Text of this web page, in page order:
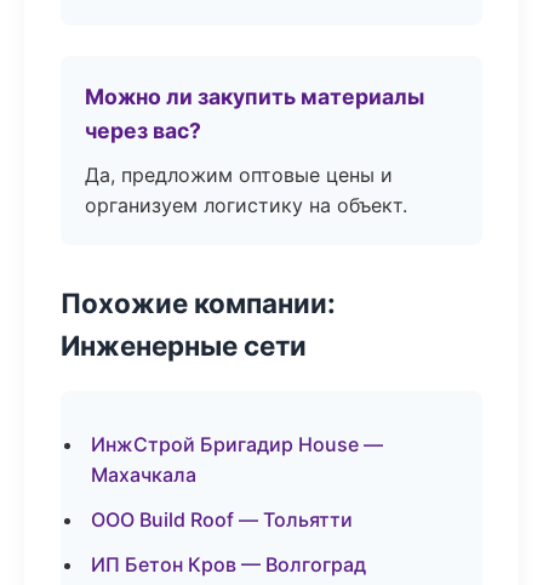
Можно ли закупить материалы
через вас?
Да, предложим оптовые цены и
организуем логистику на объект.
Похожие компании:
Инженерные сети
ИнжСтрой Бригадир House —
Махачкала
ООО Build Roof — Тольятти
ИП Бетон Кров — Волгоград